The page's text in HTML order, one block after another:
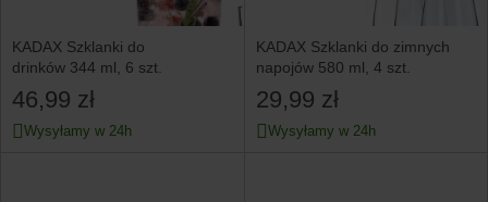
KADAX Szklanki do
drinków 344 ml, 6 szt.
46,99 zł
Wysyłamy w 24h
KADAX Szklanki do zimnych
napojów 580 ml, 4 szt.
29,99 zł
Wysyłamy w 24h